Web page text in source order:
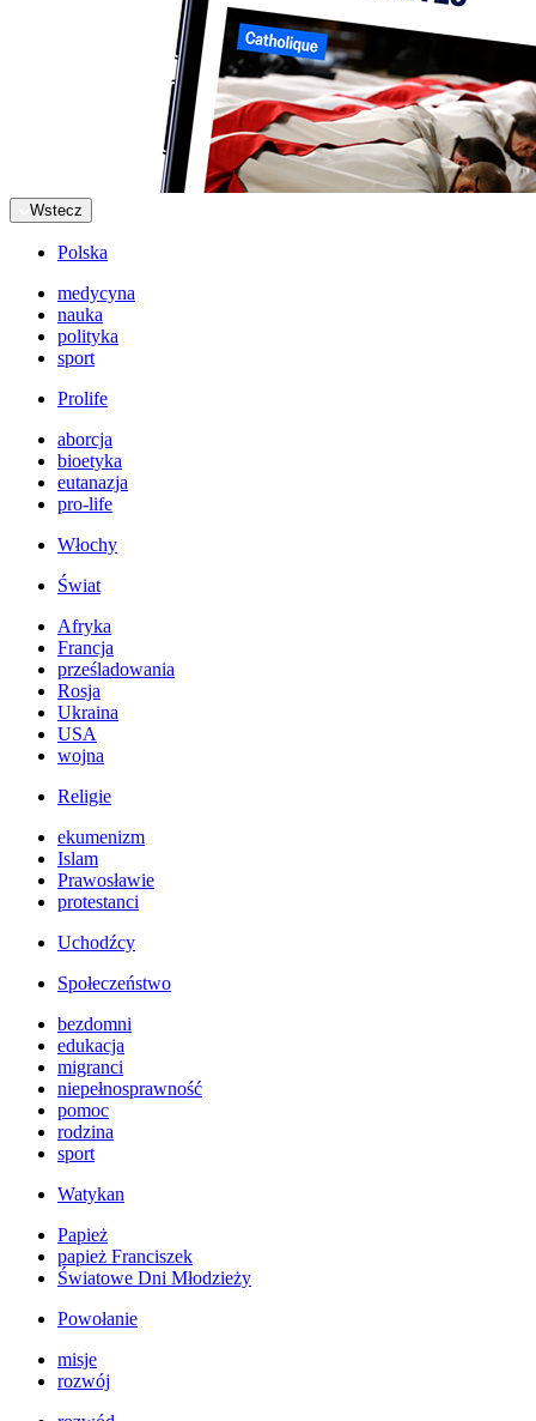
Wstecz
Polska
medycyna
nauka
polityka
sport
Prolife
aborcja
bioetyka
eutanazja
pro-life
Włochy
Świat
Afryka
Francja
prześladowania
Rosja
Ukraina
USA
wojna
Religie
ekumenizm
Islam
Prawosławie
protestanci
Uchodźcy
Społeczeństwo
bezdomni
edukacja
migranci
niepełnosprawność
pomoc
rodzina
sport
Watykan
Papież
papież Franciszek
Światowe Dni Młodzieży
Powołanie
misje
rozwój